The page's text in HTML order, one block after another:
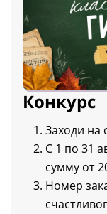
Конкурс
Заходи на
С 1 по 31
сумму от
Номер